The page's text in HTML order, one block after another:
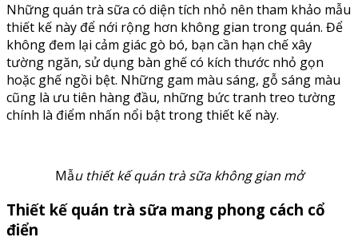
Những quán trà sữa có diện tích nhỏ nên tham khảo mẫu
thiết kế này để nới rộng hơn không gian trong quán. Để
không đem lại cảm giác gò bó, bạn cần hạn chế xây
tường ngăn, sử dụng bàn ghế có kích thước nhỏ gọn
hoặc ghế ngồi bệt. Những gam màu sáng, gỗ sáng màu
cũng là ưu tiên hàng đầu, những bức tranh treo tường
chính là điểm nhấn nổi bật trong thiết kế này.
Mẫu thiết kế quán trà sữa không gian mở
Thiết kế quán trà sữa mang phong cách cổ
điển